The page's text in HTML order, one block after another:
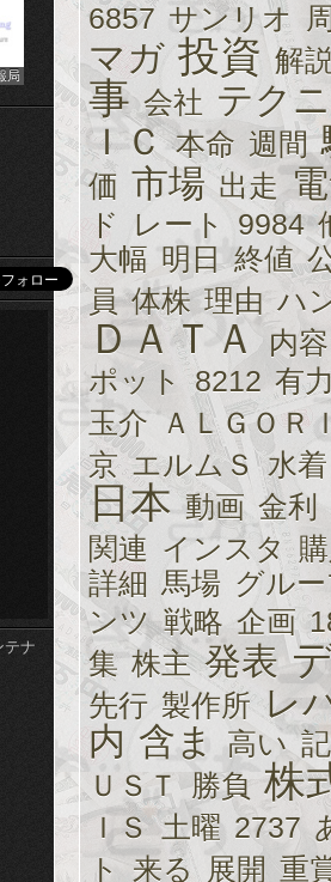
オ
ン
ラ
イ
ン
カ
ジ
ノ
etc-
局
テナ
6857 サンリオ
マガ 投資 解
事 会社 テク
ＩＣ 本命 週間
価 市場 出走
ド レート 9984
大幅 明日 終値
員 体株 理由 ハ
ＤＡＴＡ 内容
ポット
8212 有
玉介
ＡＬＧＯＲ
京 エルムＳ 水着
日本 動画 金利
関連 インスタ
詳細 馬場 グル
ンツ 戦略 企画
集 株主 発表
先行 製作所 レ
内 含ま 高い
ＵＳＴ
勝負 株
ＩＳ 土曜 2737
ト
来る 展開 重